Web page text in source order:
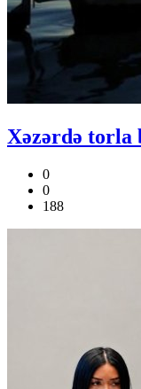
Xəzərdə torla
0
0
188